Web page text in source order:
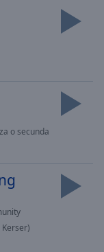
o secunda